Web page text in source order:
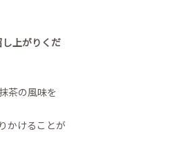
上がりくだ
茶の風味を
かけることが